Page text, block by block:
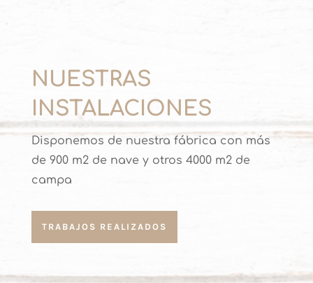
NUESTRAS
INSTALACIONES
Disponemos de nuestra fábrica con más
de 900 m2 de nave y otros 4000 m2 de
campa
TRABAJOS REALIZADOS